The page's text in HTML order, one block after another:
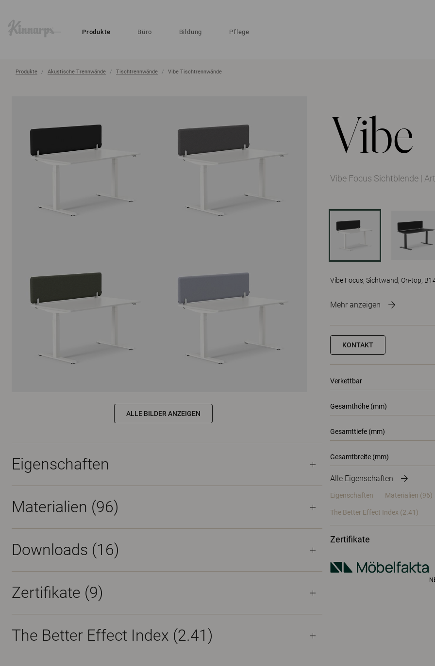
Produkte Büro Bildung Pflege
Produkte Akustische Trennwände Tischtrennwände Vibe Tischtrennwände
Vibe
Vibe Focus Sichtblende |
Vibe Focus, Sichtwand, On-top,
Mehr anzeigen
KONTAKT
Verkettbar
Gesamthöhe (mm)
Gesamttiefe (mm)
Gesamtbreite (mm)
Alle Eigenschaften
Eigenschaften Materialien (96)
The Better Effect Index (2.41)
Zertifikate
ALLE BILDER ANZEIGEN
Eigenschaften
Materialien (96)
Downloads (16)
Zertifikate (9)
The Better Effect Index (2.41)